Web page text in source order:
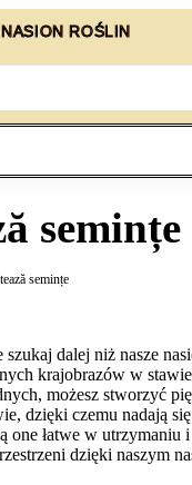
ROŚLIN
semințe
semințe
dalej niż nasze
krajobrazów w
możesz stworzyć
dzięki czemu nadają
łatwe w utrzymaniu
dzięki naszym